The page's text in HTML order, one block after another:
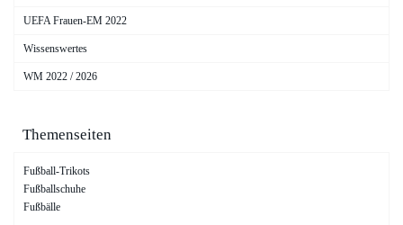
UEFA Frauen-EM 2022
Wissenswertes
WM 2022 / 2026
Themenseiten
Fußball-Trikots
Fußballschuhe
Fußbälle